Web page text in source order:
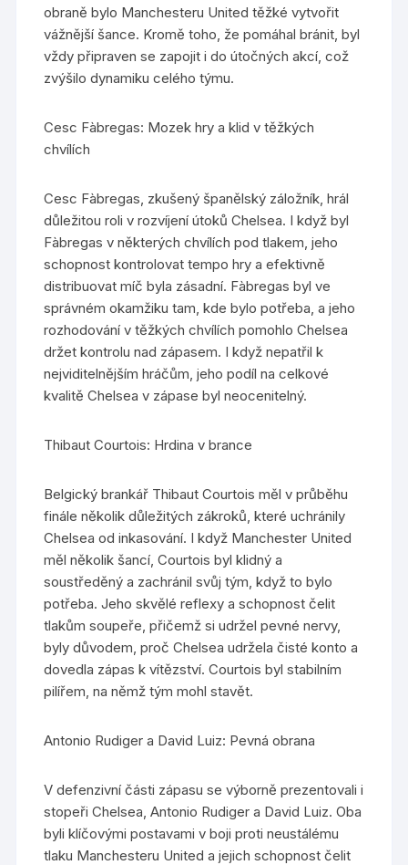
obraně bylo Manchesteru United těžké vytvořit
vážnější šance. Kromě toho, že pomáhal bránit, byl
vždy připraven se zapojit i do útočných akcí, což
zvýšilo dynamiku celého týmu.
Cesc Fàbregas: Mozek hry a klid v těžkých
chvílích
Cesc Fàbregas, zkušený španělský záložník, hrál
důležitou roli v rozvíjení útoků Chelsea. I když byl
Fàbregas v některých chvílích pod tlakem, jeho
schopnost kontrolovat tempo hry a efektivně
distribuovat míč byla zásadní. Fàbregas byl ve
správném okamžiku tam, kde bylo potřeba, a jeho
rozhodování v těžkých chvílích pomohlo Chelsea
držet kontrolu nad zápasem. I když nepatřil k
nejviditelnějším hráčům, jeho podíl na celkové
kvalitě Chelsea v zápase byl neocenitelný.
Thibaut Courtois: Hrdina v brance
Belgický brankář Thibaut Courtois měl v průběhu
finále několik důležitých zákroků, které uchránily
Chelsea od inkasování. I když Manchester United
měl několik šancí, Courtois byl klidný a
soustředěný a zachránil svůj tým, když to bylo
potřeba. Jeho skvělé reflexy a schopnost čelit
tlakům soupeře, přičemž si udržel pevné nervy,
byly důvodem, proč Chelsea udržela čisté konto a
dovedla zápas k vítězství. Courtois byl stabilním
pilířem, na němž tým mohl stavět.
Antonio Rudiger a David Luiz: Pevná obrana
V defenzivní části zápasu se výborně prezentovali i
stopeři Chelsea, Antonio Rudiger a David Luiz. Oba
byli klíčovými postavami v boji proti neustálému
tlaku Manchesteru United a jejich schopnost čelit